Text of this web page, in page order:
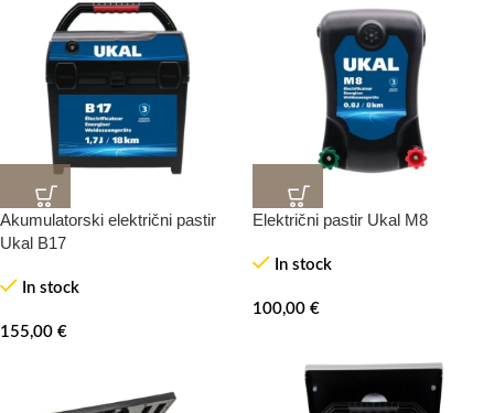
Akumulatorski električni pastir
Ukal B17
In stock
155,00 €
Električni pastir Ukal M8
In stock
100,00 €